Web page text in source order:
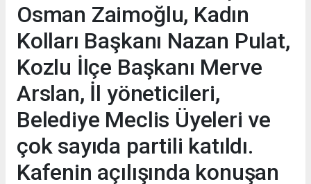
Osman Zaimoğlu, Kadın
Kolları Başkanı Nazan Pulat,
Kozlu İlçe Başkanı Merve
Arslan, İl yöneticileri,
Belediye Meclis Üyeleri ve
çok sayıda partili katıldı.
Kafenin açılışında konuşan